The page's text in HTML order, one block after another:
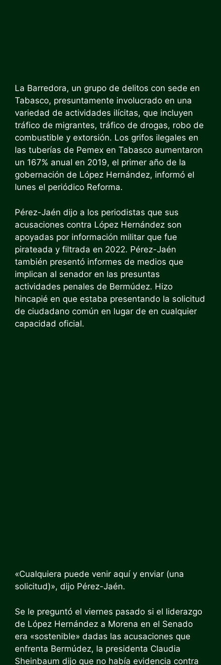
La Barredora, un grupo de delitos con sede en
Tabasco, presuntamente involucrado en una
variedad de actividades ilícitas, que incluyen
tráfico de migrantes, tráfico de drogas, robo de
combustible y extorsión. Los grifos ilegales en
las tuberías de Pemex en Tabasco aumentaron
un 167% anual en 2019, el primer año de la
gobernación de López Hernández, informó el
lunes el periódico Reforma.
Pérez-Jaén dijo a los periodistas que sus
acusaciones contra López Hernández son
apoyadas por información militar que fue
pirateada y filtrada en 2022. Pérez-Jaén
también presentó informes de medios que
implican al senador en las presuntas
actividades penales de Bermúdez. Hizo
hincapié en que estaba presentando la solicitud
de ciudadano común en lugar de en cualquier
capacidad oficial.
«Cualquiera puede venir aquí y enviar (una
solicitud)», dijo Pérez-Jaén.
Se le preguntó el viernes pasado si el liderazgo
de López Hernández a Morena en el Senado
era «sostenible» dadas las acusaciones que
enfrenta Bermúdez, la presidenta Claudia
Sheinbaum dijo que no había evidencia contra